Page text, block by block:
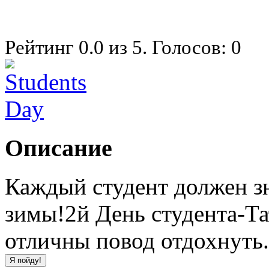
Рейтинг 0.0 из 5. Голосов: 0
Описание
Каждый студент должен
зимы!2й День студента-
отличны повод отдохнуть.